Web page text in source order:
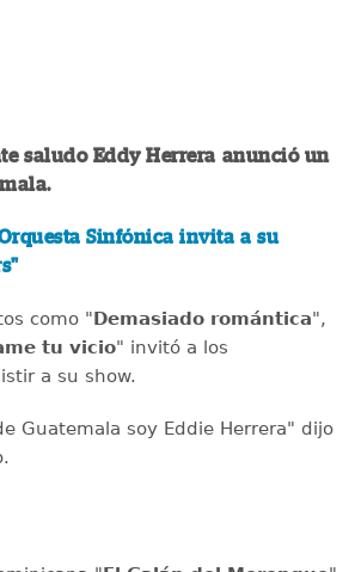
saludo Eddy Herrera anunció un
Sinfónica invita a su
como "Demasiado romántica",
tu vicio" invitó a los
a su show.
Guatemala soy Eddie Herrera" dijo